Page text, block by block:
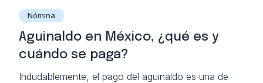
Nómina
Aguinaldo en México, ¿qué es y
cuándo se paga?
Indudablemente, el pago del aguinaldo es una de